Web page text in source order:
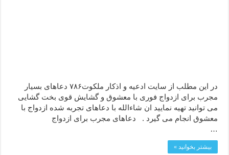
در این مطلب از سایت ادعیه و اذکار ملکوت۷۸۶ دعاهای بسیار
مجرب برای ازدواج فوری با معشوق و گشایش قوی بخت گشایی
می توانید تهیه نمایید ان شاءالله با دعاهای تجربه شده ازدواج با
معشوق انجام می گیرد . دعاهای مجرب برای ازدواج
…
بیشتر بخوانید »